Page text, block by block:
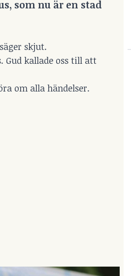
som nu är en stad
skjut.
Gud kallade oss till att
om alla händelser.